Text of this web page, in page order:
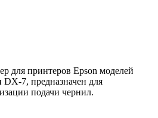
для принтеров Epson моделей
7, предназначен для
подачи чернил.